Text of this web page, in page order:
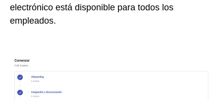
electrónico está disponible para todos los
empleados.